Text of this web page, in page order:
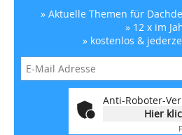
» Aktuelle Themen für
» 12 x im
» kostenlos &
Anti-Roboter-
Hier